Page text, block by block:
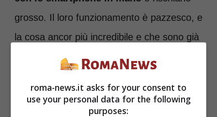
grosso. Il loro funzionamento è pazzesco, e
la cosa ancor più incredibile e che sono già
stati introdotti in Italia! Se dovessero
potremmo vederli nelle principali strade di
roma-news.it asks for your consent to
use your personal data for the following
purposes: